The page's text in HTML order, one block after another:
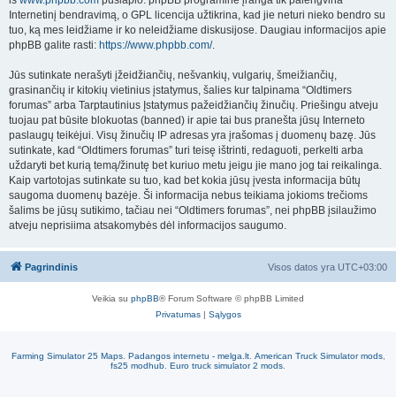
Internetinį bendravimą, o GPL licencija užtikrina, kad jie neturi nieko bendro su
tuo, ką mes leidžiame ir ko neleidžiame diskusijose. Daugiau informacijos apie
phpBB galite rasti: https://www.phpbb.com/.
Jūs sutinkate nerašyti įžeidžiančių, nešvankių, vulgarių, šmeižiančių,
grasinančių ir kitokių vietinius įstatymus, šalies kur talpinama “Oldtimers
forumas” arba Tarptautinius Įstatymus pažeidžiančių žinučių. Priešingu atveju
tuojau pat būsite blokuotas (banned) ir apie tai bus pranešta jūsų Interneto
paslaugų teikėjui. Visų žinučių IP adresas yra įrašomas į duomenų bazę. Jūs
sutinkate, kad “Oldtimers forumas” turi teisę ištrinti, redaguoti, perkelti arba
uždaryti bet kurią temą/žinutę bet kuriuo metu jeigu jie mano jog tai reikalinga.
Kaip vartotojas sutinkate su tuo, kad bet kokia jūsų įvesta informacija būtų
saugoma duomenų bazėje. Ši informacija nebus teikiama jokioms trečioms
šalims be jūsų sutikimo, tačiau nei “Oldtimers forumas”, nei phpBB įsilaužimo
atveju neprisiima atsakomybės dėl informacijos saugumo.
Pagrindinis Visos datos yra UTC+03:00
Veikia su phpBB® Forum Software © phpBB Limited
Privatumas| Sąlygos
Farming Simulator 25 Maps. Padangos internetu - melga.lt. American Truck Simulator mods,
fs25 modhub Euro truck simulator 2 mods